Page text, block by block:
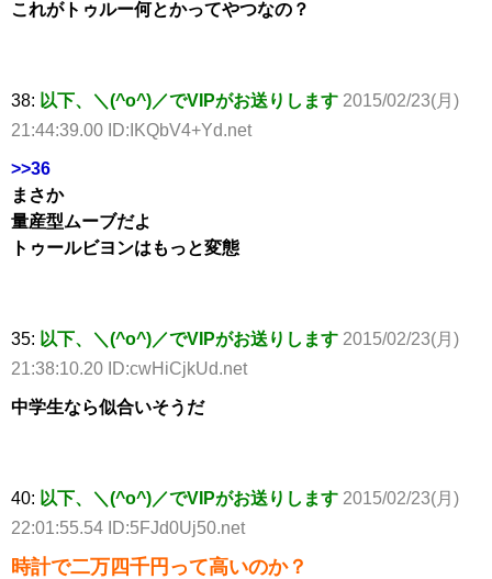
これがトゥルー何とかってやつなの？
38: 以下、＼(^o^)／でVIPがお送りします 2015/02/23(月)
21:44:39.00 ID:IKQbV4+Yd.net
>>36
まさか
量産型ムーブだよ
トゥールビヨンはもっと変態
35: 以下、＼(^o^)／でVIPがお送りします 2015/02/23(月)
21:38:10.20 ID:cwHiCjkUd.net
中学生なら似合いそうだ
40: 以下、＼(^o^)／でVIPがお送りします 2015/02/23(月)
22:01:55.54 ID:5FJd0Uj50.net
時計で二万四千円って高いのか？